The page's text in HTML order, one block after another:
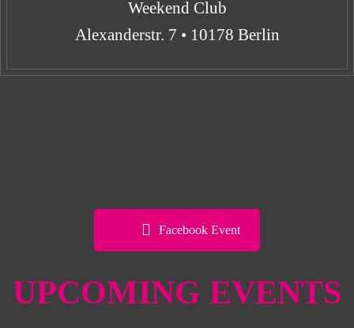
Weekend Club
Alexanderstr. 7 • 10178 Berlin
Facebook Event
UPCOMING EVENTS